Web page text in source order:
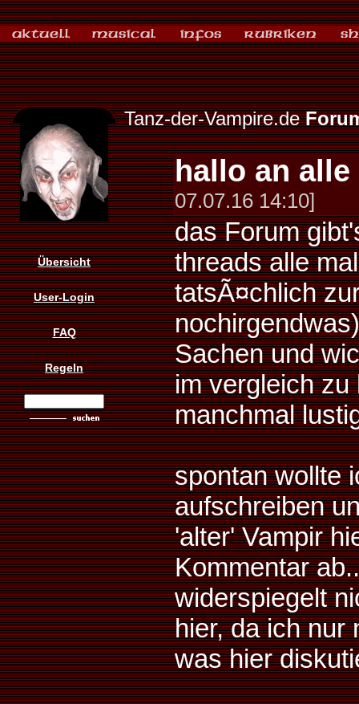
Übersicht
User-Login
FAQ
Regeln
Tanz-der-Vampire.de
hallo an
07.07.16 14:10]
das Forum
threads alle
tatsÃ¤chlich
Sachen und
im vergleich zu
manchmal
spontan wollte
aufschreiben
'alter' Vampir
Kommentar
widerspiegelt
hier, da ich nur
was hier